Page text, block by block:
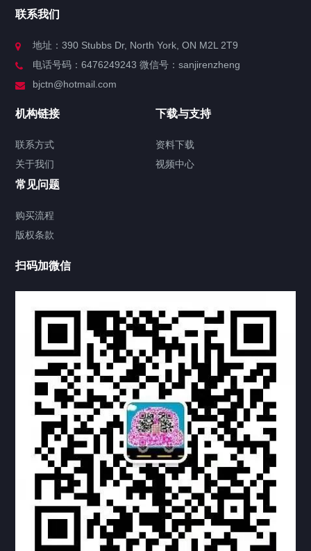
服务分类
签署类文件海牙认证程序费用
视频中心
上海东方公证处海牙认证
上海黄浦公证处海牙认证
上海临港公证处海牙认证
上海卢湾公证处海牙认证
上海嘉定公证处海牙认证
上海宝山公证处海牙认证
上海奉贤公证处海牙认证
联系我们
地址：390 Stubbs Dr, North York, ON M2L 2T9
电话号码：6476249243 微信号：sanjirenzheng
bjctn@hotmail.com
机构链接
联系方式
关于我们
下载与支持
资料下载
视频中心
常见问题
购买流程
版权条款
扫码加微信